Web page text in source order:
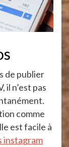
de publier
il n’est pas
comme
est facile à
instagram